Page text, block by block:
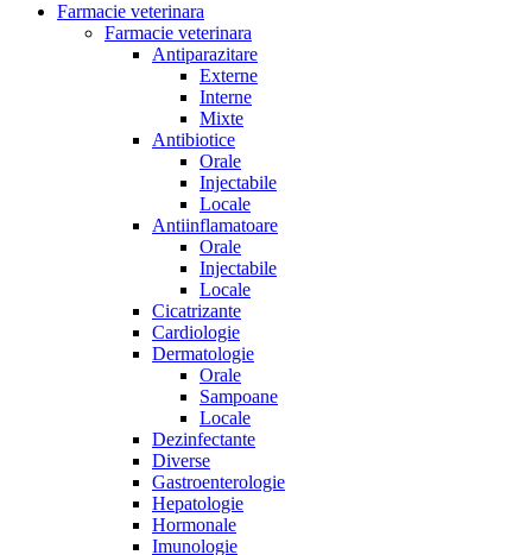
Farmacie veterinara
Farmacie veterinara
Antiparazitare
Externe
Interne
Mixte
Antibiotice
Orale
Injectabile
Locale
Antiinflamatoare
Orale
Injectabile
Locale
Cicatrizante
Cardiologie
Dermatologie
Orale
Sampoane
Locale
Dezinfectante
Diverse
Gastroenterologie
Hepatologie
Hormonale
Imunologie